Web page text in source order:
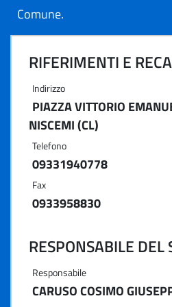
Comune.
RIFERIMENTI E
Indirizzo
PIAZZA VITTORIO
NISCEMI (CL)
Telefono
09331940778
Fax
0933958830
RESPONSABILE DEL
Responsabile
CARUSO COSIMO